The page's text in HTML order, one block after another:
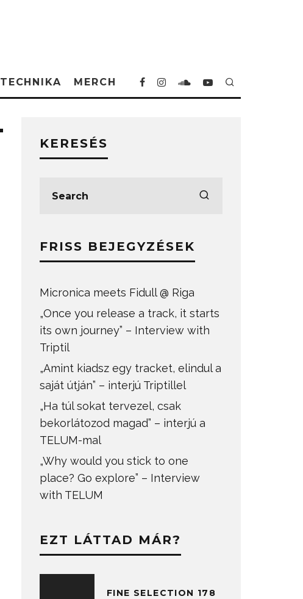
TECHNIKA MERCH
KERESÉS
FRISS BEJEGYZÉSEK
Micronica meets Fidull @ Riga
„Once you release a track, it starts
its own journey” – Interview with
Triptil
„Amint kiadsz egy tracket, elindul a
saját útján” – interjú Triptillel
„Ha túl sokat tervezel, csak
bekorlátozod magad” – interjú a
TELUM-mal
„Why would you stick to one
place? Go explore” – Interview
with TELUM
EZT LÁTTAD MÁR?
FINE SELECTION 178